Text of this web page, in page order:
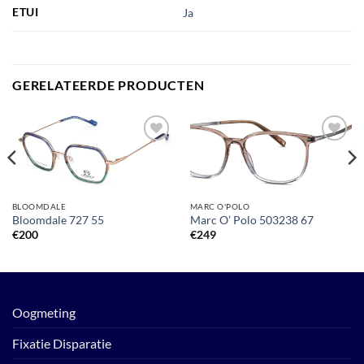
ETUI Ja
GERELATEERDE PRODUCTEN
Toevoegen
BLOOMDALE
Bloomdale 727 55
€200
Toevoegen
verlanglijst
MARC O'POLO
Marc O’ Polo 503238 67
€249
Oogmeting
Fixatie Disparatie